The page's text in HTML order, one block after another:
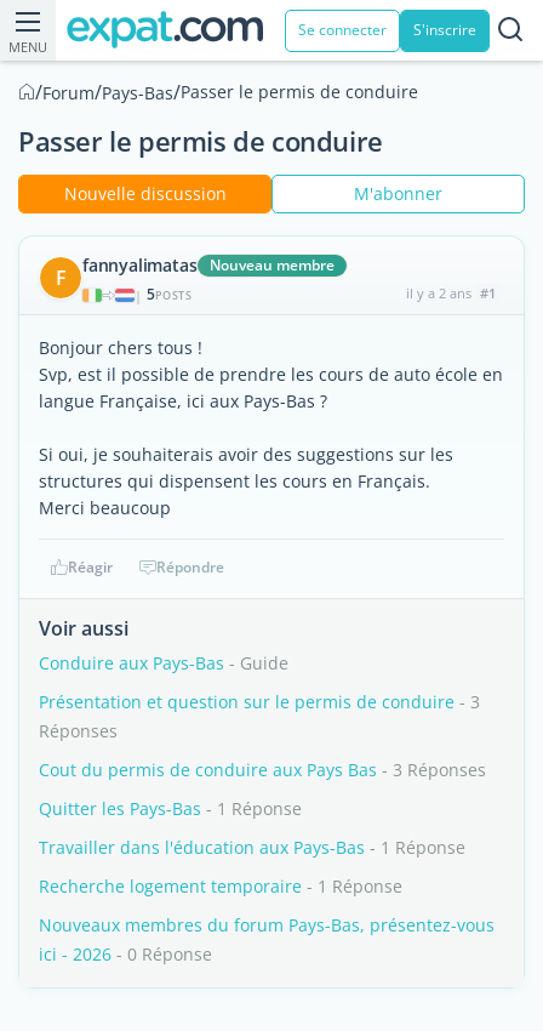
MENU
Se connecter S'inscrire
/Forum/Pays-Bas/Passer le permis de conduire
Passer le permis de conduire
Nouvelle discussion M'abonner
F fannyalimatas Nouveau membre
| 5POSTS il y a 2 ans #1
Bonjour chers tous !
Svp, est il possible de prendre les cours de auto école en
langue Française, ici aux Pays-Bas ?
Si oui, je souhaiterais avoir des suggestions sur les
structures qui dispensent les cours en Français.
Merci beaucoup
Réagir Répondre
Voir aussi
Conduire aux Pays-Bas - Guide
Présentation et question sur le permis de conduire - 3
Réponses
Cout du permis de conduire aux Pays Bas - 3 Réponses
Quitter les Pays-Bas - 1 Réponse
Travailler dans l'éducation aux Pays-Bas - 1 Réponse
Recherche logement temporaire - 1 Réponse
Nouveaux membres du forum Pays-Bas, présentez-vous
ici - 2026 - 0 Réponse